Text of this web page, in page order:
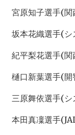
宮原知子選手(関
坂本花織選手(シ
紀平梨花選手(関
樋口新葉選手(
三原舞依選手(
本田真凜選手